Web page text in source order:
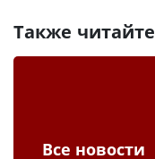
Также читайте
Все новости